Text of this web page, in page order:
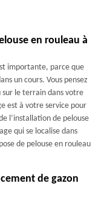
en rouleau à
importante, parce que
un cours. Vous pensez
sur le terrain dans votre
est à votre service pour
l’installation de pelouse
qui se localise dans
de pelouse en rouleau
de gazon